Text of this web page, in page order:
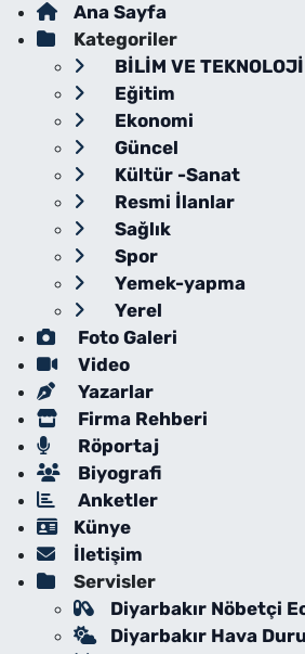
Ana Sayfa
Kategoriler
BİLİM VE TEKNOLOJİ
Eğitim
Ekonomi
Güncel
Kültür -Sanat
Resmi İlanlar
Sağlık
Spor
Yemek-yapma
Yerel
Foto Galeri
Video
Yazarlar
Firma Rehberi
Röportaj
Biyografi
Anketler
Künye
İletişim
Servisler
Diyarbakır Nöbetçi
Diyarbakır Hava